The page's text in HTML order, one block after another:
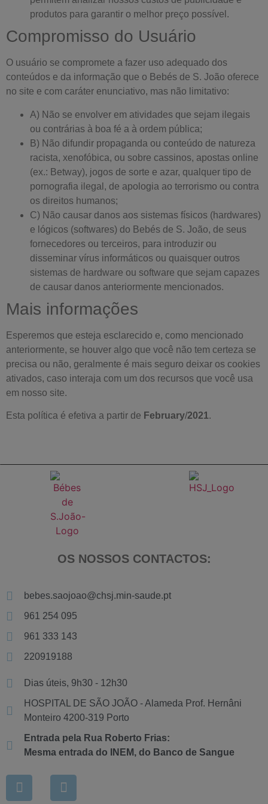
produtos para garantir o melhor preço possível.
Compromisso do Usuário
O usuário se compromete a fazer uso adequado dos
conteúdos e da informação que o Bebés de S. João oferece
no site e com caráter enunciativo, mas não limitativo:
A) Não se envolver em atividades que sejam ilegais
ou contrárias à boa fé a à ordem pública;
B) Não difundir propaganda ou conteúdo de natureza
racista, xenofóbica, ou sobre cassinos, apostas online
(ex.: Betway), jogos de sorte e azar, qualquer tipo de
pornografia ilegal, de apologia ao terrorismo ou contra
os direitos humanos;
C) Não causar danos aos sistemas físicos (hardwares)
e lógicos (softwares) do Bebés de S. João, de seus
fornecedores ou terceiros, para introduzir ou
disseminar vírus informáticos ou quaisquer outros
sistemas de hardware ou software que sejam capazes
de causar danos anteriormente mencionados.
Mais informações
Esperemos que esteja esclarecido e, como mencionado
anteriormente, se houver algo que você não tem certeza se
precisa ou não, geralmente é mais seguro deixar os cookies
ativados, caso interaja com um dos recursos que você usa
em nosso site.
Esta política é efetiva a partir de February/2021.
OS NOSSOS CONTACTOS:
bebes.saojoao@chsj.min-saude.pt
961 254 095
961 333 143
220919188
Dias úteis, 9h30 - 12h30
HOSPITAL DE SÃO JOÃO - Alameda Prof. Hernâni
Monteiro 4200-319 Porto
Entrada pela Rua Roberto Frias:
Mesma entrada do INEM, do Banco de Sangue